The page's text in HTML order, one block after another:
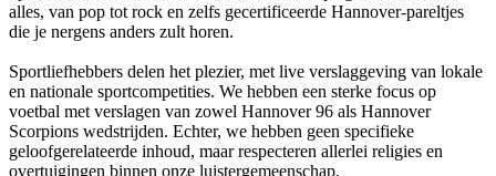
alles, van pop tot rock en zelfs gecertificeerde Hannover-pareltjes
die je nergens anders zult horen.
Sportliefhebbers delen het plezier, met live verslaggeving van lokale
en nationale sportcompetities. We hebben een sterke focus op
voetbal met verslagen van zowel Hannover 96 als Hannover
Scorpions wedstrijden. Echter, we hebben geen specifieke
geloofgerelateerde inhoud, maar respecteren allerlei religies en
overtuigingen binnen onze luistergemeenschap.